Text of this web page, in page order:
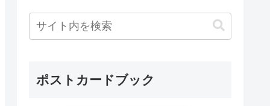
ポストカードブック